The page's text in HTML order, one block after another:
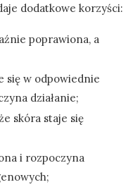
dodatkowe korzyści:
poprawiona, a
się w odpowiednie
działanie;
skóra staje się
i rozpoczyna